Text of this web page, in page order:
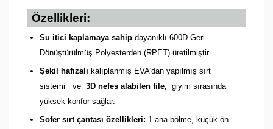
Özellikleri:
Su itici kaplamaya sahip dayanıklı 600D Geri
Dönüştürülmüş Polyesterden (RPET) üretilmiştir
Şekil hafızalı kalıplanmış EVA'dan yapılmış sırt
sistemi
ve 3D nefes alabilen file, giyim sırasında
yüksek konfor sağlar.
Sofer sırt çantası özellikleri: 1 ana bölme, küçük ön